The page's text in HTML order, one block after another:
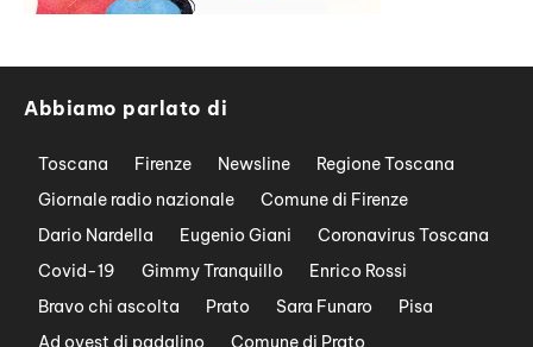
Abbiamo parlato di
Toscana Firenze Newsline
Regione Toscana
Giornale radio nazionale
Comune di Firenze
Dario Nardella
Eugenio Giani
Coronavirus Toscana
Covid-19
Gimmy Tranquillo
Enrico Rossi
Bravo chi ascolta
Prato Sara Funaro
Pisa
Ad ovest di padalino
Comune di Prato